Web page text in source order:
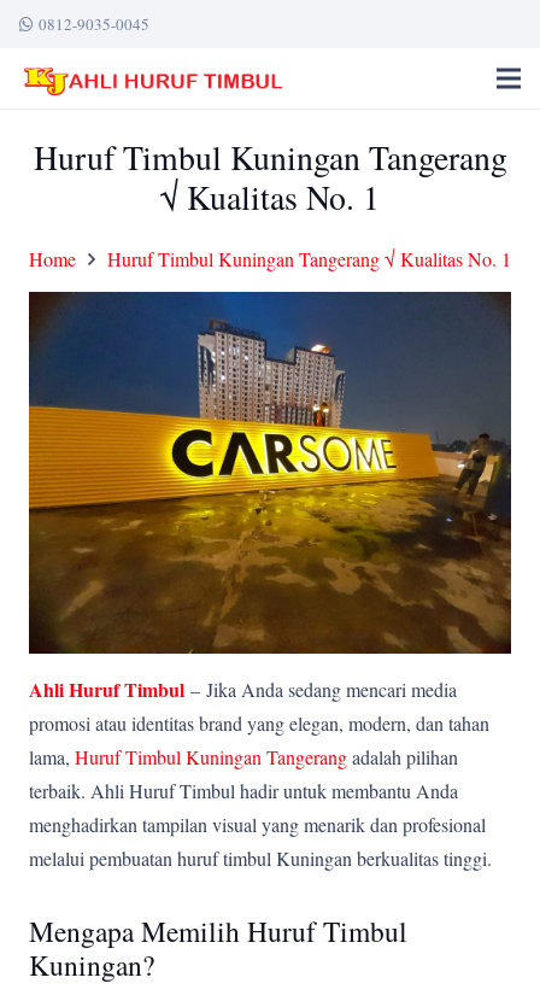
0812-9035-0045
Huruf Timbul Kuningan Tangerang
√ Kualitas No. 1
Home Huruf Timbul Kuningan Tangerang √ Kualitas No. 1
Ahli Huruf Timbul – Jika Anda sedang mencari media
promosi atau identitas brand yang elegan, modern, dan tahan
lama, Huruf Timbul Kuningan Tangerangadalah pilihan
terbaik. Ahli Huruf Timbul hadir untuk membantu Anda
menghadirkan tampilan visual yang menarik dan profesional
melalui pembuatan huruf timbul Kuningan berkualitas tinggi.
Mengapa Memilih Huruf Timbul
Kuningan?